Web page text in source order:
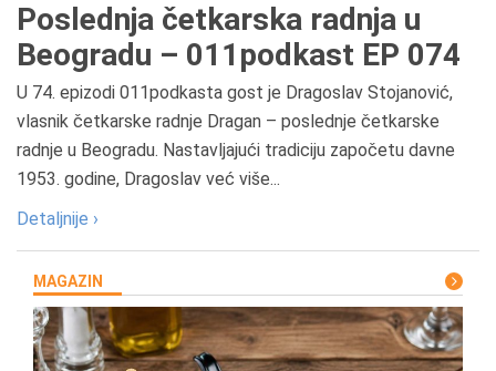
Poslednja četkarska radnja u
Beogradu – 011podkast EP 074
U 74. epizodi 011podkasta gost je Dragoslav Stojanović,
vlasnik četkarske radnje Dragan – poslednje četkarske
radnje u Beogradu. Nastavljajući tradiciju započetu davne
1953. godine, Dragoslav već više...
Detaljnije ›
MAGAZIN